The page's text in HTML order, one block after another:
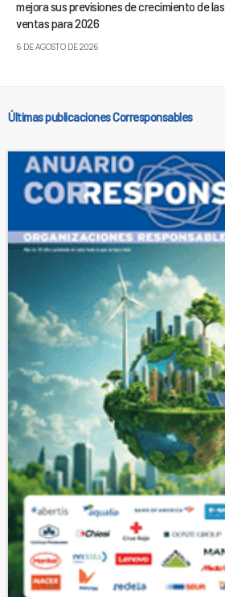
mejora sus previsiones de crecimiento de las
ventas para 2026
6 DE AGOSTO DE 2026
Últimas publicaciones Corresponsables